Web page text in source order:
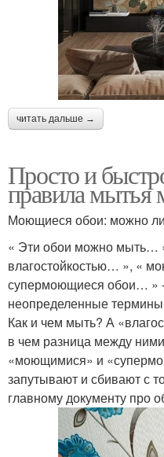
читать дальше →
Просто и
правила
Моющиеся обои: можно
« Эти обои можно мыть…
влагостойкостью… », «
супермоющиеся обои… »
неопределенные
Как и чем мыть? А
в чем разница между
«моющимися» и
запутывают и сбивают с
главному документу про